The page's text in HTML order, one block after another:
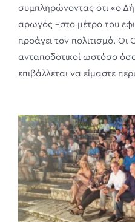
συμπληρώνοντας ότι «ο
αρωγός –στο μέτρο του
προάγει τον πολιτισμό. Οι
ανταποδοτικοί ωστόσο
επιβάλλεται να είμαστε